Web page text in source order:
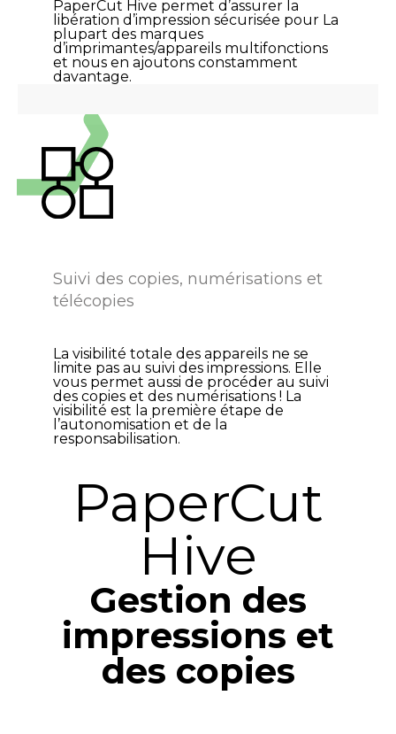
PaperCut Hive permet d’assurer la
libération d’impression sécurisée pour La
plupart des marques
d’imprimantes/appareils multifonctions
et nous en ajoutons constamment
davantage.
Suivi des copies, numérisations et
télécopies
La visibilité totale des appareils ne se
limite pas au suivi des impressions. Elle
vous permet aussi de procéder au suivi
des copies et des numérisations ! La
visibilité est la première étape de
l’autonomisation et de la
responsabilisation.
PaperCut
Hive
Gestion des
impressions et
des copies